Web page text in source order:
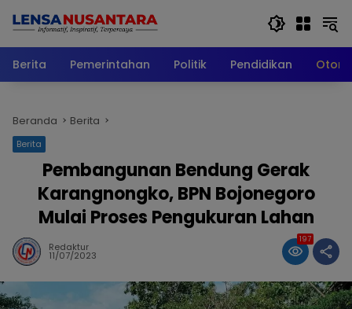
Berita
Pemerintahan Politik Pendidikan
Beranda Berita
Berita
Pembangunan Bendung Gerak
Karangnongko, BPN Bojonegoro
Mulai Proses Pengukuran Lahan
Redaktur
11/07/2023
197